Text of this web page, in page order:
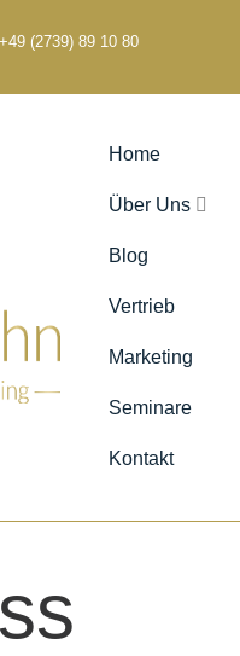
+49 (2739) 89 10 80
Home
Über Uns
Blog
Vertrieb
Marketing
Seminare
Kontakt